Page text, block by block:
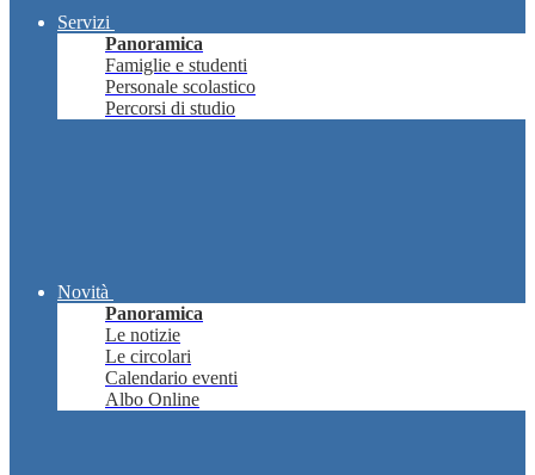
Servizi
Panoramica
Famiglie e studenti
Personale scolastico
Percorsi di studio
Novità
Panoramica
Le notizie
Le circolari
Calendario eventi
Albo Online